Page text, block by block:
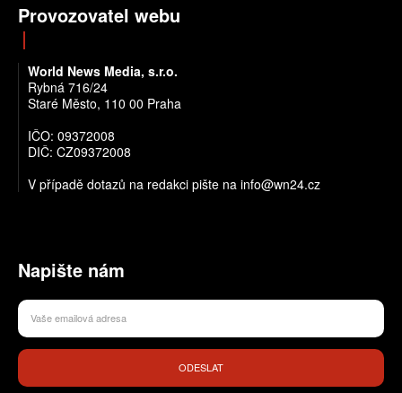
Provozovatel webu
World News Media, s.r.o.
Rybná 716/24
Staré Město, 110 00 Praha
IČO: 09372008
DIČ: CZ09372008
V případě dotazů na redakci pište na info@wn24.cz
Napište nám
ODESLAT